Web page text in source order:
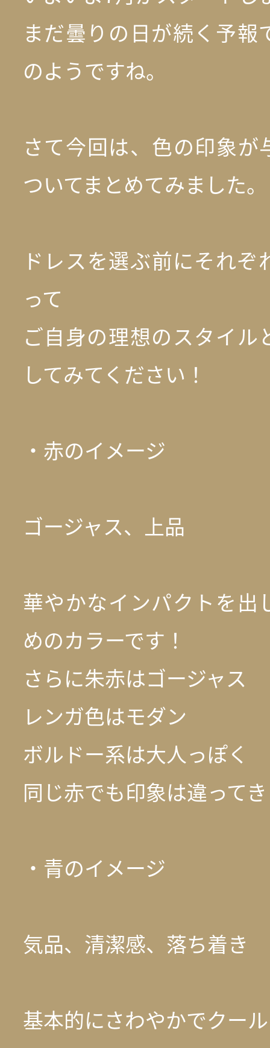
まだ曇りの日が続く予報
のようですね。
さて今回は、色の印象が
ついてまとめてみました。
ドレスを選ぶ前にそれ
って
ご自身の理想のスタイル
してみてください！
・赤のイメージ
ゴージャス、上品
華やかなインパクトを出
めのカラーです！
さらに朱赤はゴージャス
レンガ色はモダン
ボルドー系は大人っぽく
同じ赤でも印象は違って
・青のイメージ
気品、清潔感、落ち着き
基本的にさわやかでクー